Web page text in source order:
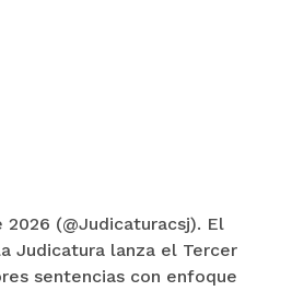
2026 (@Judicaturacsj). El
Judicatura lanza el Tercer
sentencias con enfoque